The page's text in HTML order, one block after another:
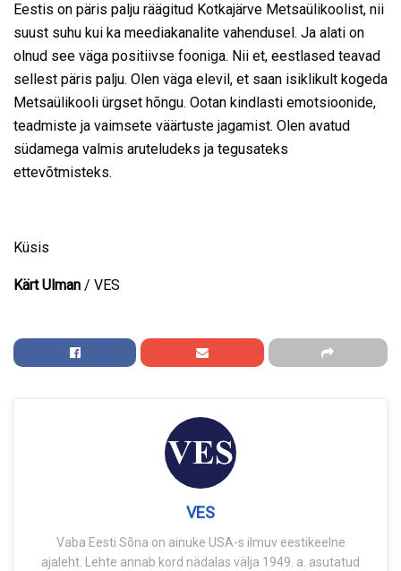
Eestis on päris palju räägitud Kotkajärve Metsaülikoolist, nii
suust suhu kui ka meediakanalite vahendusel. Ja alati on
olnud see väga positiivse fooniga. Nii et, eestlased teavad
sellest päris palju. Olen väga elevil, et saan isiklikult kogeda
Metsaülikooli ürgset hõngu. Ootan kindlasti emotsioonide,
teadmiste ja vaimsete väärtuste jagamist. Olen avatud
südamega valmis aruteludeks ja tegusateks
ettevõtmisteks.
Küsis
Kärt Ulman / VES
VES
Vaba Eesti Sõna on ainuke USA-s ilmuv eestikeelne
ajaleht. Lehte annab kord nädalas välja 1949. a. asutatud